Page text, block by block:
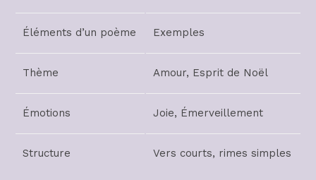
Éléments d’un poème Exemples
Thème Amour, Esprit de Noël
Émotions Joie, Émerveillement
Structure Vers courts, rimes simples